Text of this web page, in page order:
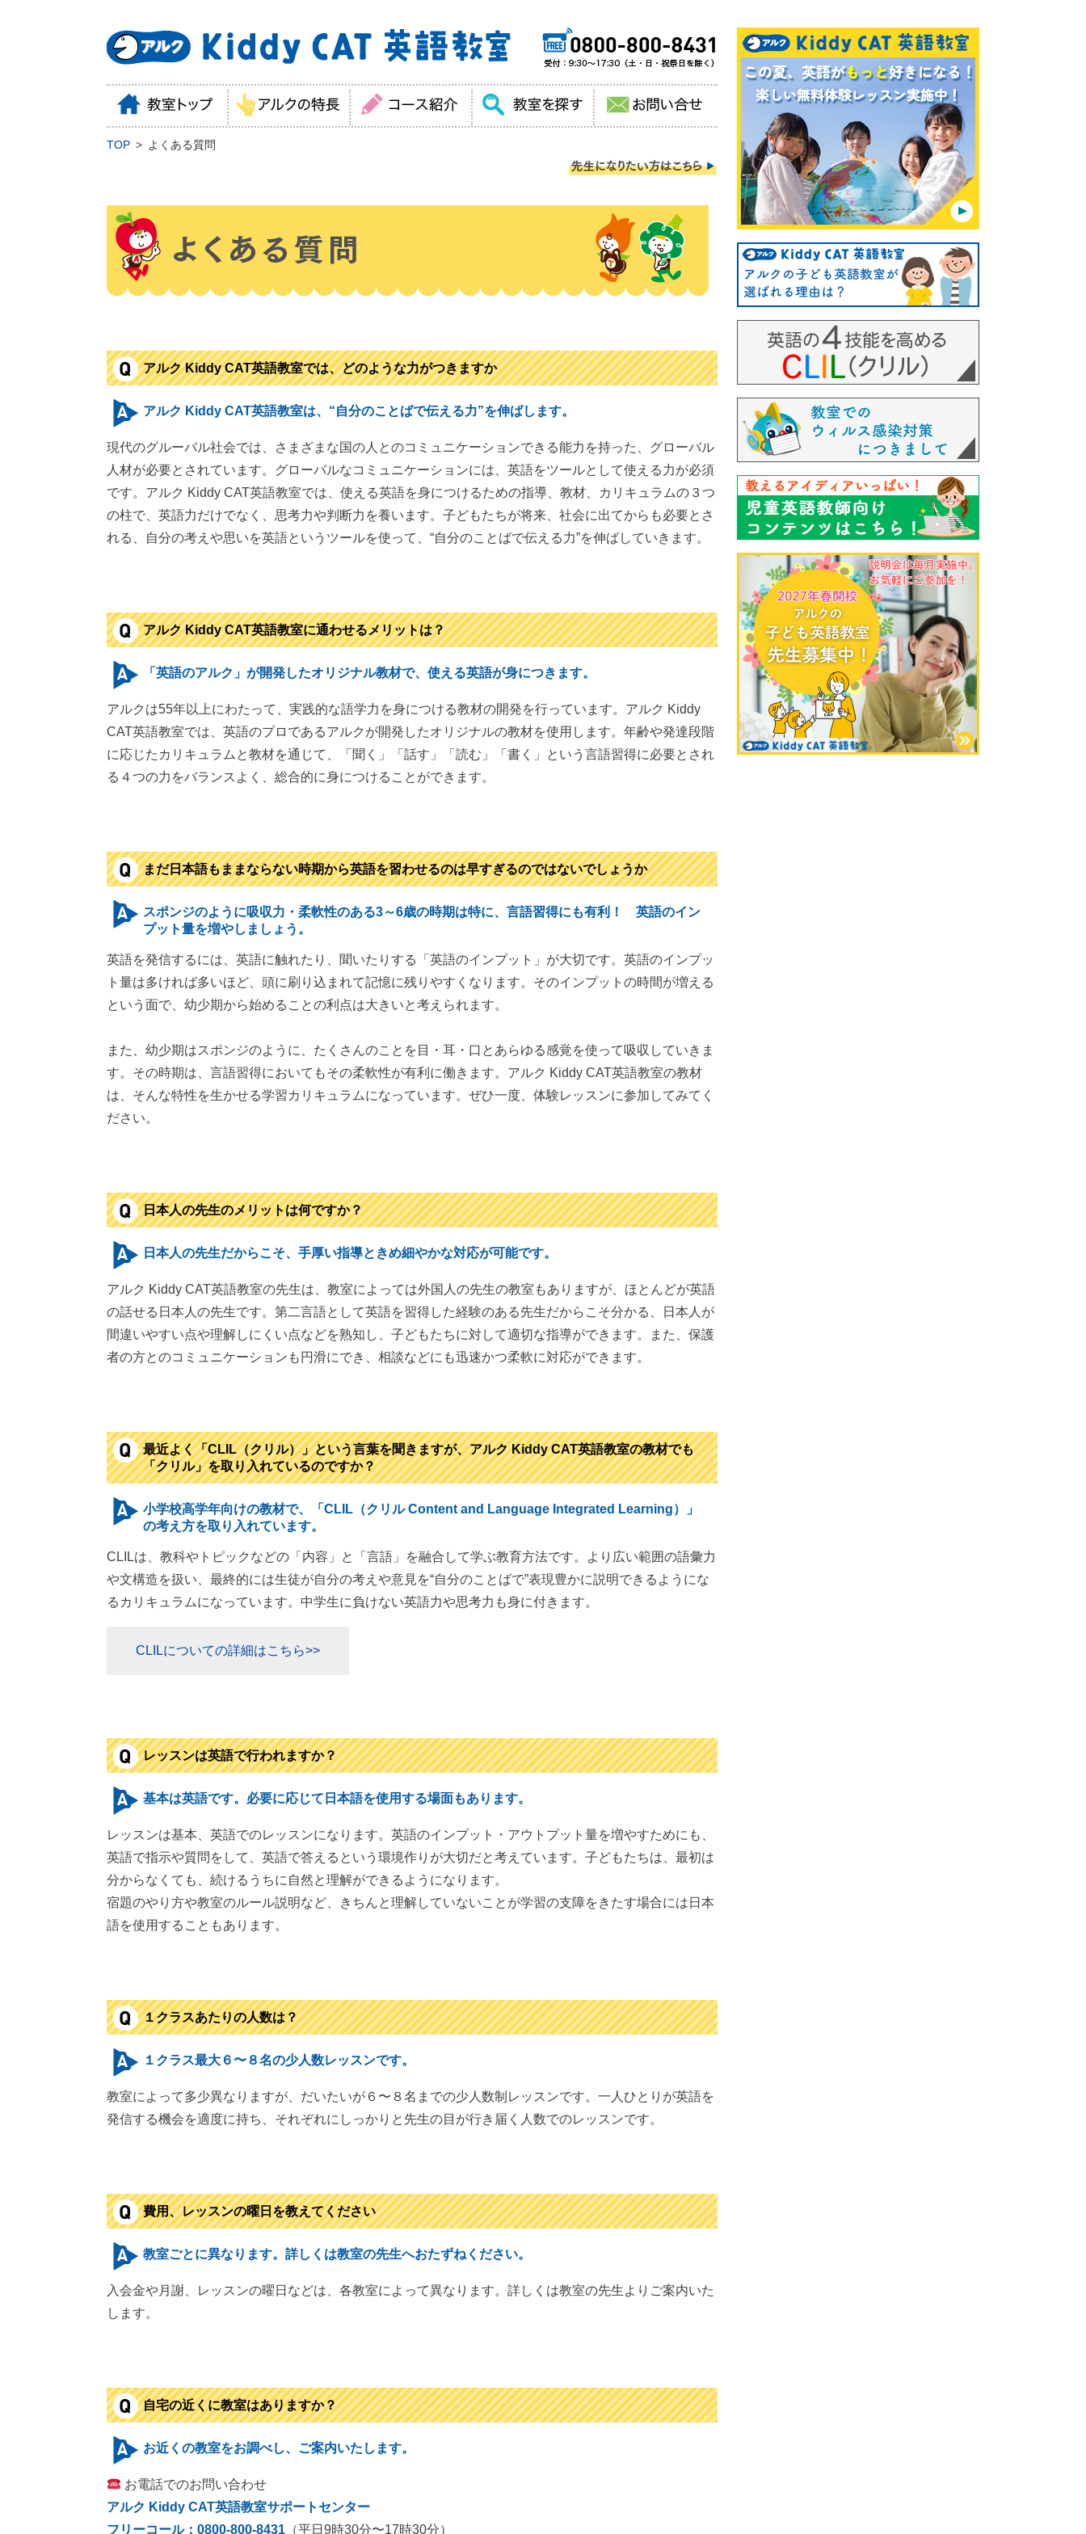
TOP よくある質問
アルク Kiddy CAT英語教室では、どのような力がつきますか
アルク Kiddy CAT英語教室は、“自分のことばで伝える力”を伸ばします。
現代のグルーバル社会では、さまざまな国の人とのコミュニケーションできる能力を持った、グローバル
人材が必要とされています。グローバルなコミュニケーションには、英語をツールとして使える力が必須
です。アルク Kiddy CAT英語教室では、使える英語を身につけるための指導、教材、カリキュラムの３つ
の柱で、英語力だけでなく、思考力や判断力を養います。子どもたちが将来、社会に出てからも必要とさ
れる、自分の考えや思いを英語というツールを使って、“自分のことばで伝える力”を伸ばしていきます。
アルク Kiddy CAT英語教室に通わせるメリットは？
「英語のアルク」が開発したオリジナル教材で、使える英語が身につきます。
アルクは55年以上にわたって、実践的な語学力を身につける教材の開発を行っています。アルク Kiddy
CAT英語教室では、英語のプロであるアルクが開発したオリジナルの教材を使用します。年齢や発達段階
に応じたカリキュラムと教材を通じて、「聞く」「話す」「読む」「書く」という言語習得に必要とされ
る４つの力をバランスよく、総合的に身につけることができます。
まだ日本語もままならない時期から英語を習わせるのは早すぎるのではないでしょうか
スポンジのように吸収力・柔軟性のある3～6歳の時期は特に、言語習得にも有利！ 英語のイン
プット量を増やしましょう。
英語を発信するには、英語に触れたり、聞いたりする「英語のインプット」が大切です。英語のインプッ
ト量は多ければ多いほど、頭に刷り込まれて記憶に残りやすくなります。そのインプットの時間が増える
という面で、幼少期から始めることの利点は大きいと考えられます。
また、幼少期はスポンジのように、たくさんのことを目・耳・口とあらゆる感覚を使って吸収していきま
す。その時期は、言語習得においてもその柔軟性が有利に働きます。アルク Kiddy CAT英語教室の教材
は、そんな特性を生かせる学習カリキュラムになっています。ぜひ一度、体験レッスンに参加してみてく
ださい。
日本人の先生のメリットは何ですか？
日本人の先生だからこそ、手厚い指導ときめ細やかな対応が可能です。
アルク Kiddy CAT英語教室の先生は、教室によっては外国人の先生の教室もありますが、ほとんどが英語
の話せる日本人の先生です。第二言語として英語を習得した経験のある先生だからこそ分かる、日本人が
間違いやすい点や理解しにくい点などを熟知し、子どもたちに対して適切な指導ができます。また、保護
者の方とのコミュニケーションも円滑にでき、相談などにも迅速かつ柔軟に対応ができます。
最近よく「CLIL（クリル）」という言葉を聞きますが、アルク Kiddy CAT英語教室の教材でも
「クリル」を取り入れているのですか？
小学校高学年向けの教材で、「CLIL（クリル Content and Language Integrated Learning）」
の考え方を取り入れています。
CLILは、教科やトピックなどの「内容」と「言語」を融合して学ぶ教育方法です。より広い範囲の語彙力
や文構造を扱い、最終的には生徒が自分の考えや意見を“自分のことばで”表現豊かに説明できるようにな
るカリキュラムになっています。中学生に負けない英語力や思考力も身に付きます。
CLILについての詳細はこちら>>
レッスンは英語で行われますか？
基本は英語です。必要に応じて日本語を使用する場面もあります。
レッスンは基本、英語でのレッスンになります。英語のインプット・アウトプット量を増やすためにも、
英語で指示や質問をして、英語で答えるという環境作りが大切だと考えています。子どもたちは、最初は
分からなくても、続けるうちに自然と理解ができるようになります。
宿題のやり方や教室のルール説明など、きちんと理解していないことが学習の支障をきたす場合には日本
語を使用することもあります。
１クラスあたりの人数は？
１クラス最大６〜８名の少人数レッスンです。
教室によって多少異なりますが、だいたいが６〜８名までの少人数制レッスンです。一人ひとりが英語を
発信する機会を適度に持ち、それぞれにしっかりと先生の目が行き届く人数でのレッスンです。
費用、レッスンの曜日を教えてください
教室ごとに異なります。詳しくは教室の先生へおたずねください。
入会金や月謝、レッスンの曜日などは、各教室によって異なります。詳しくは教室の先生よりご案内いた
します。
自宅の近くに教室はありますか？
お近くの教室をお調べし、ご案内いたします。
お電話でのお問い合わせ
アルク Kiddy CAT英語教室サポートセンター
フリーコール：0800-800-8431 （平日9時30分〜17時30分）